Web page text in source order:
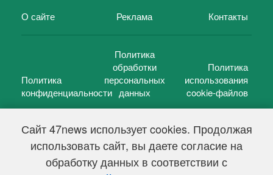
Сайт 47news использует cookies. Продолжая
использовать сайт, вы даете согласие на
обработку данных в соответствии с
О сайте Реклама Контакты
Политика
конфиденциальности
Политика
обработки
персональных
данных
Политика
использования
cookie-файлов
47 новостей (47 news)2005 — 2026 г.
Свидетельство о регистрации СМИ Эл № ФС 77-39848, выдано